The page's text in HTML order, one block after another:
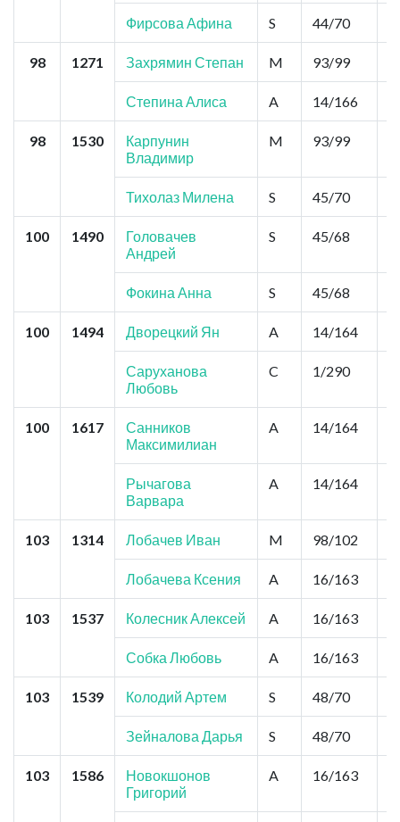
Фирсова Афина S 44/70
98 1271 Захрямин Степан M 93/99
Степина Алиса A 14/166
98 1530
Карпунин
Владимир
M 93/99
Тихолаз Милена S 45/70
100 1490
Головачев
Андрей
S 45/68
Фокина Анна S 45/68
100 1494 Дворецкий Ян A 14/164
Саруханова
Любовь
C 1/290
100 1617
Санников
Максимилиан
A 14/164
Рычагова
Варвара
A 14/164
103 1314 Лобачев Иван M 98/102
Лобачева Ксения A 16/163
103 1537 Колесник Алексей A 16/163
Собка Любовь A 16/163
103 1539 Колодий Артем S 48/70
Зейналова Дарья S 48/70
103 1586
Новокшонов
Григорий
A 16/163